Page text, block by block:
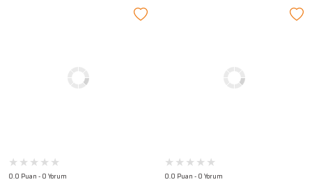
0.0 Puan - 0 Yorum 0.0 Puan - 0 Yorum